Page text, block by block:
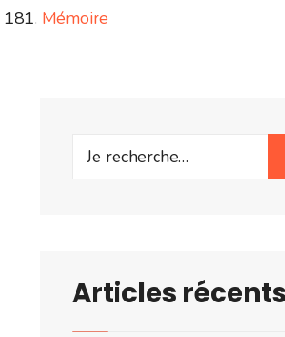
Mémoire
Search
Articles récents